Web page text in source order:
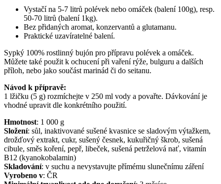
Vystačí na 5-7 litrů polévek nebo omáček (balení 100g), resp.
50-70 litrů (balení 1kg).
Bez přidaných aromat, konzervantů a glutamanu.
Praktické uzavíratelné balení.
Sypký 100% rostlinný bujón pro přípravu polévek a omáček.
Můžete také použit k ochucení při vaření rýže, bulguru a dalších
příloh, nebo jako součást marinád či do seitanu.
Návod k přípravě:
1 lžičku (5 g) rozmíchejte v 250 ml vody a povařte. Dávkování je
vhodné upravit dle konkrétního použití.
Hmotnost: 1 000 g
Složení: sůl, inaktivované sušené kvasnice se sladovým výtažkem,
drožďový extrakt, cukr, sušený česnek, kukuřičný škrob, sušená
cibule, směs koření, pepř, libeček, sušená petrželová nať, vitamín
B12 (kyanokobalamin)
Skladování: v suchu a nevystavujte přímému slunečnímu záření
Vyrobeno v: ČR